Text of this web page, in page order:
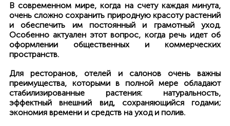
В современном мире, когда на счету каждая минута,
очень сложно сохранить природную красоту растений
и обеспечить им постоянный и грамотный уход.
Особенно актуален этот вопрос, когда речь идет об
оформлении общественных и коммерческих
пространств.
Для ресторанов, отелей и салонов очень важны
преимущества, которыми в полной мере обладают
стабилизированные растения: натуральность,
эффектный внешний вид, сохраняющийся годами;
экономия времени и средств на уход и полив.